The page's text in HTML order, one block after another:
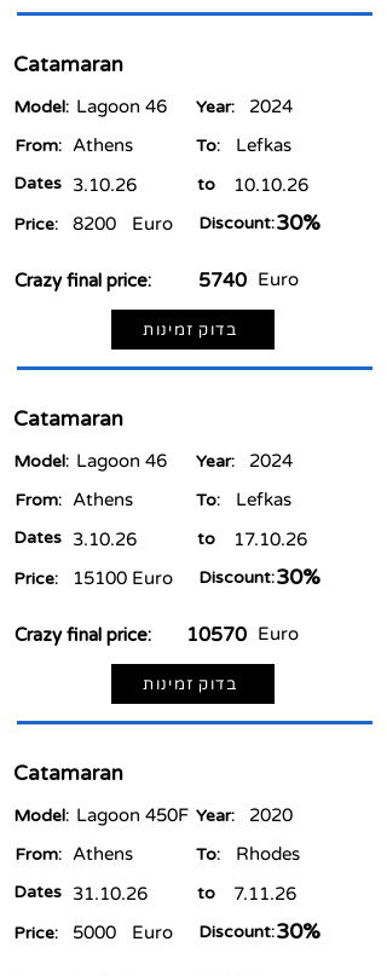
Catamaran
2024
Year:
Lagoon 46
Model:
Lefkas
To:
From: Athens
10.10.26
to
3.10.26
Dates
30%
Discount:
Euro
8200
Price:
Euro
5740
Crazy final price:
בדוק זמינות
Catamaran
2024
Year:
Lagoon 46
Model:
Lefkas
To:
From: Athens
17.10.26
to
3.10.26
Dates
30%
Discount:
Euro
15100
Price:
Euro
10570
Crazy final price:
בדוק זמינות
Catamaran
2020
Year:
Lagoon 450F
Model:
Rhodes
To:
From: Athens
7.11.26
to
31.10.26
Dates
30%
Discount:
Euro
5000
Price: